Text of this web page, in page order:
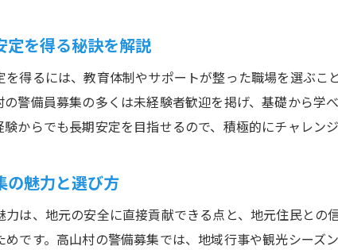
警備員として誇りを
地域の安全を守る警
警備募集で人生のや
日常で実感する警備
地域の安心支える警
定を得る秘訣を解説
得るには、教育体制やサポートが整った職場を選ぶ
の警備員募集の多くは未経験者歓迎を掲げ、基礎から
からでも長期安定を目指せるので、積極的にチャレンジ
の魅力と選び方
は、地元の安全に直接貢献できる点と、地元住民と
です。高山村の警備募集では、地域行事や観光シーズ